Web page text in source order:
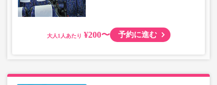
大人 ¥200〜 予約に進む